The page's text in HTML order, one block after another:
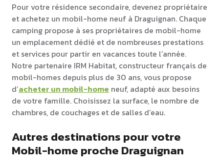
Pour votre résidence secondaire, devenez propriétaire
et achetez un mobil-home neuf à Draguignan. Chaque
camping propose à ses propriétaires de mobil-home
un emplacement dédié et de nombreuses prestations
et services pour partir en vacances toute l’année.
Notre partenaire IRM Habitat, constructeur français de
mobil-homes depuis plus de 30 ans, vous propose
d’acheter un mobil-home neuf, adapté aux besoins
de votre famille. Choisissez la surface, le nombre de
chambres, de couchages et de salles d’eau.
Autres destinations pour votre
Mobil-home proche Draguignan